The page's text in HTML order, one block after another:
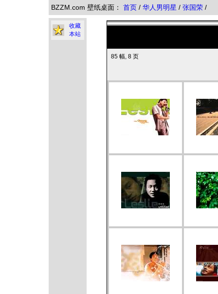
BZZM.com 壁纸桌面： 首页 / 华人男明星 / 张国荣 /
收藏
本站
85 幅, 8 页